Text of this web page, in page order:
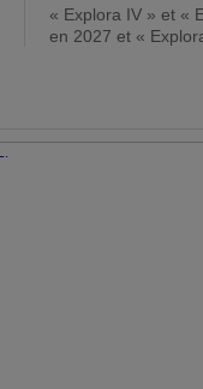
« Explora IV » et «
en 2027 et «